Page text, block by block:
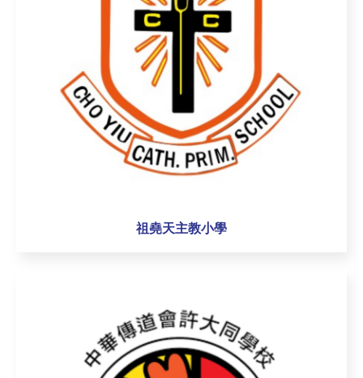
祖堯天主教小學